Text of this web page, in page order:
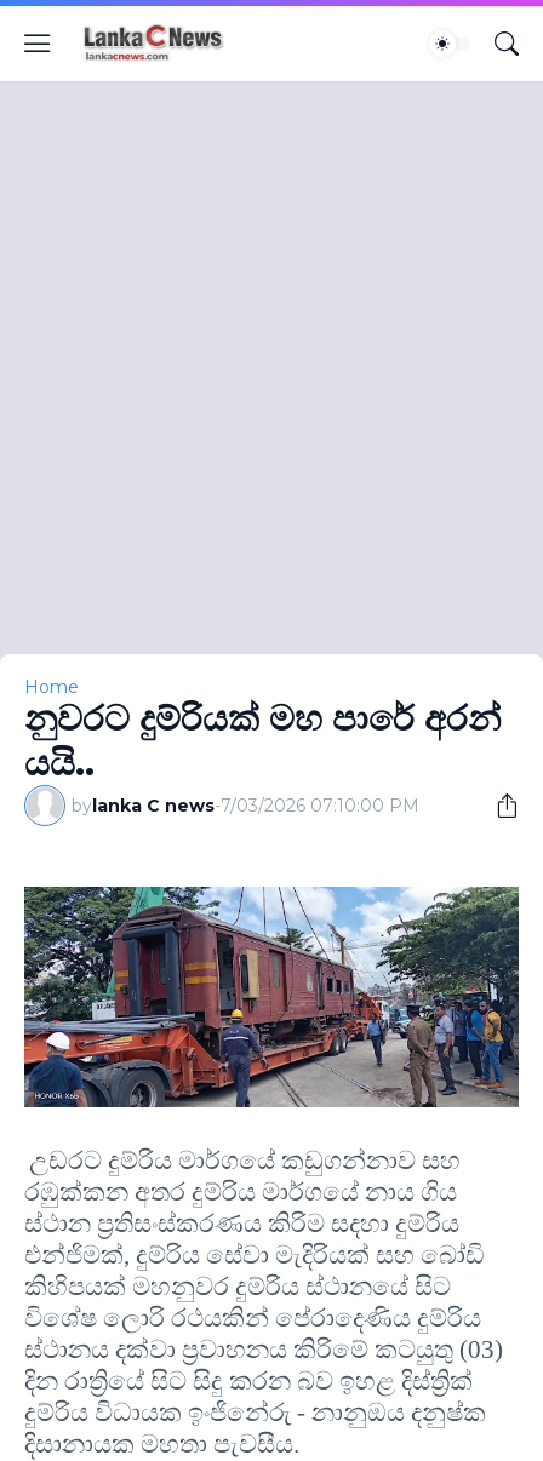
Home
නුවරට දුම්රියක් මහ පාරේ අරන්
යයි..
bylanka C news-7/03/2026 07:10:00 PM
උඩරට දුම්රිය මාර්ගයේ කඩුගන්නාව සහ
රඹුක්කන අතර දුම්රිය මාර්ගයේ නාය ගිය
ස්ථාන ප්‍රතිසංස්කරණය කිරිම සදහා දුම්රිය
එන්ජිමක්, දුම්රිය සේවා මැදිරියක් සහ බෝඩි
කිහිපයක් මහනුවර දුම්රිය ස්ථානයේ සිට
විශේෂ ලොරි රථයකින් පේරාදෙණිය දුම්රිය
ස්ථානය දක්වා ප්‍රවාහනය කිරිමේ කටයුතු (03)
දින රාත්‍රියේ සිට සිදු කරන බව ඉහළ දිස්ත්‍රික්
දුම්රිය විධායක ඉංජිනේරු - නානුඔය දනුෂ්ක
දිසානායක මහතා පැවසීය.